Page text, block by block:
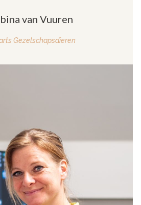
van Vuuren
Gezelschapsdieren